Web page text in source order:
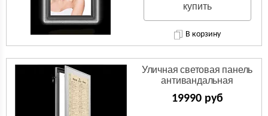
купить
В корзину
Уличная световая панель
антивандальная
19990 руб